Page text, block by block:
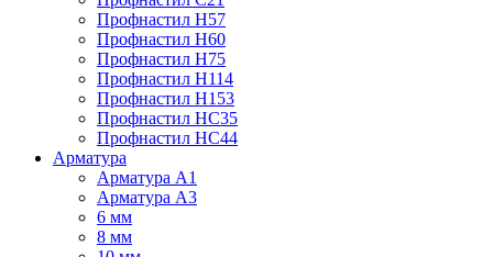
Профнастил Н57
Профнастил Н60
Профнастил Н75
Профнастил Н114
Профнастил Н153
Профнастил НС35
Профнастил НС44
Арматура
Арматура А1
Арматура А3
6 мм
8 мм